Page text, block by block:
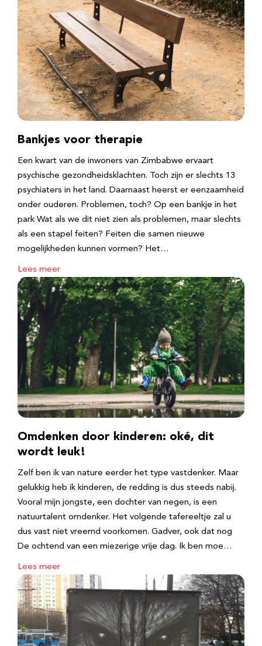
Bankjes voor therapie
Een kwart van de inwoners van Zimbabwe ervaart
psychische gezondheidsklachten. Toch zijn er slechts 13
psychiaters in het land. Daarnaast heerst er eenzaamheid
onder ouderen. Problemen, toch? Op een bankje in het
park Wat als we dit niet zien als problemen, maar slechts
als een stapel feiten? Feiten die samen nieuwe
mogelijkheden kunnen vormen? Het…
Lees meer
Omdenken door kinderen: oké, dit
wordt leuk!
Zelf ben ik van nature eerder het type vastdenker. Maar
gelukkig heb ik kinderen, de redding is dus steeds nabij.
Vooral mijn jongste, een dochter van negen, is een
natuurtalent omdenker. Het volgende tafereeltje zal u
dus vast niet vreemd voorkomen. Gadver, ook dat nog
De ochtend van een miezerige vrije dag. Ik ben moe…
Lees meer